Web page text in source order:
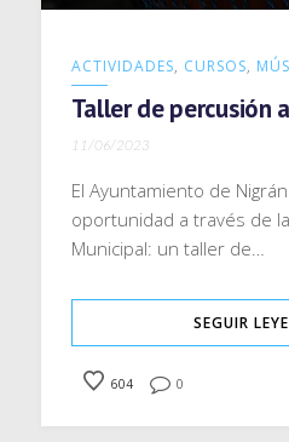
ACTIVIDADES, CURSOS,
Taller de percusión
11/06/2023
El Ayuntamiento de
oportunidad a través de
Municipal: un taller de…
SEGUIR
604 0